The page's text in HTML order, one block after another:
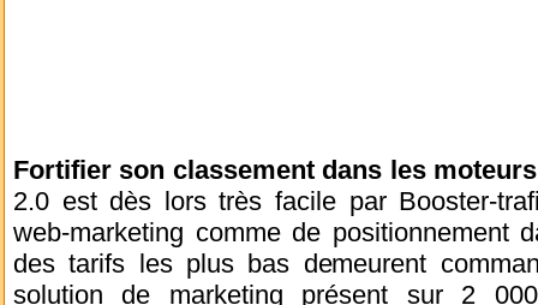
Fortifier son classement dans les
2.0 est dès lors très facile par Booster-
web-marketing comme de positionnement
des tarifs les plus bas demeurent
solution de marketing présent sur 2